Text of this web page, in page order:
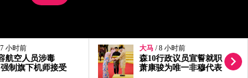
小时前
政议员宣誓就职
为唯一非穆代表
大马 / 9 小时前
依斯迈入院无法出庭 面
控程序延至827